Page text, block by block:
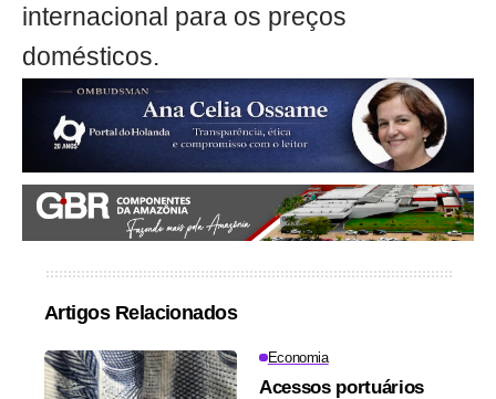
internacional para os preços
domésticos.
Artigos Relacionados
Economia
Acessos portuários